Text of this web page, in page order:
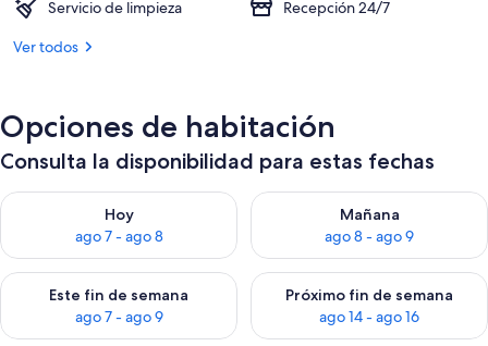
Wifi gratis
Servicio de limpieza
Recepción 24/7
Ver todos
Opciones de habitación
Consulta la disponibilidad para estas fechas
Hoy
ago 7 - ago 8
Consulta la disponibilidad para hoy ago 7 - ago 8
Mañana
ago 8 - ago 9
Consulta la disponibilidad
Este fin de semana
ago 7 - ago 9
Consulta la disponibilidad para este fin de semana ago 7 -
Próximo fin de semana
ago 14 - ago 16
Consulta la disponibilidad